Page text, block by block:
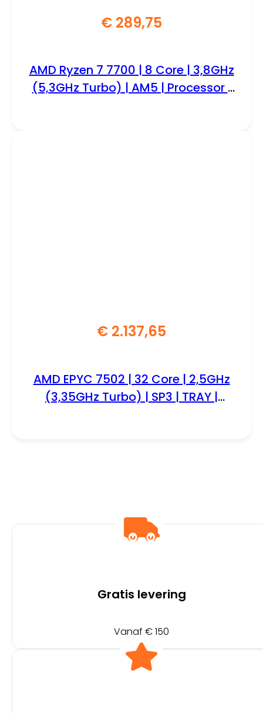
€ 289,75
AMD Ryzen 7 7700 | 8 Core | 3,8GHz
(5,3GHz Turbo) | AM5 | Processor |
€ 2.137,65
AMD EPYC 7502 | 32 Core | 2,5GHz
(3,35GHz Turbo) | SP3 | TRAY |
Gratis levering
Vanaf € 150